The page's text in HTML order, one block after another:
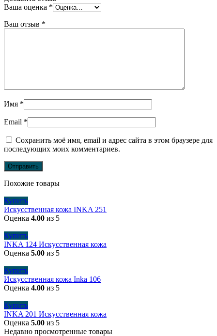
Ваша оценка *
Ваш отзыв *
Имя *
Email *
Сохранить моё имя, email и адрес сайта в этом браузере для
последующих моих комментариев.
Похожие товары
Купить
Искусственная кожа INKA 251
Оценка 4.00 из 5
Купить
INKA 124 Искусственная кожа
Оценка 5.00 из 5
Купить
Искусственная кожа Inka 106
Оценка 4.00 из 5
Купить
INKA 201 Искусственная кожа
Оценка 5.00 из 5
Недавно просмотренные товары